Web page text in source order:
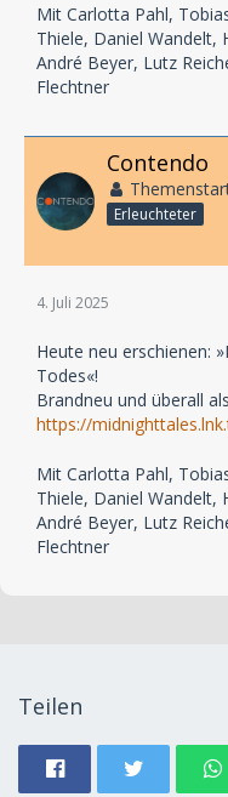
Mit Carlotta Pahl,
Thiele, Daniel Wandelt,
André Beyer, Lutz
Flechtner
Contendo
Erleuchteter
4. Juli 2025
Heute neu erschienen:
Todes«!
Brandneu und überall
https://
Mit Carlotta Pahl,
Thiele, Daniel Wandelt,
André Beyer, Lutz
Flechtner
Teilen